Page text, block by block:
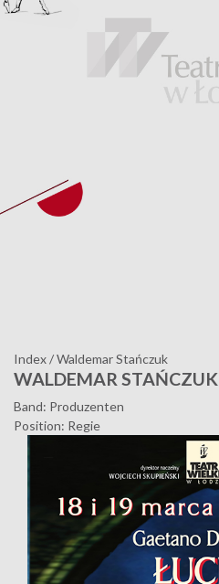
Index/Waldemar Stańczuk
WALDEMAR STAŃCZUK
Band: Produzenten
Position: Regie